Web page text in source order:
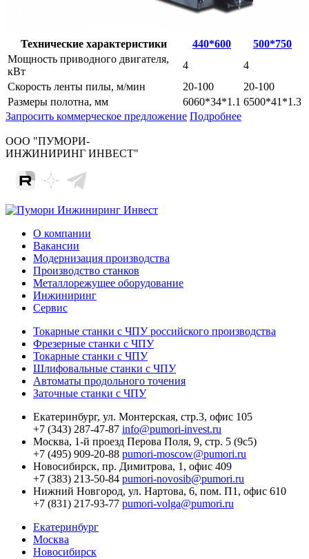
Технические характеристики 440*600
500*750
Мощность приводного двигателя,
кВт
4
4
Скорость ленты пилы, м/мин
20-100
20-100
Размеры полотна, мм
6060*34*1.1 6500*41*1.3
Запросить коммерческое предложение Подробнее
ООО "ПУМОРИ-
ИНЖИНИРИНГ ИНВЕСТ"
О компании
Вакансии
Модернизация производства
Производство станков
Металлорежущее оборудование
Инжиниринг
Сервис
Токарные станки с ЧПУ российского производства
Фрезерные станки с ЧПУ
Токарные станки с ЧПУ
Шлифовальные станки с ЧПУ
Автоматы продольного точения
Заточные станки с ЧПУ
Екатеринбург, ул. Монтерская, стр.3, офис 105
+7 (343) 287-47-87 info@pumori-invest.ru
Москва, 1-й проезд Перова Поля, 9, стр. 5 (9с5)
+7 (495) 909-20-88 pumori-moscow@pumori.ru
Новосибирск, пр. Димитрова, 1, офис 409
+7 (383) 213-50-84 pumori-novosib@pumori.ru
Нижний Новгород, ул. Нартова, 6, пом. П1, офис 610
+7 (831) 217-93-77 pumori-volga@pumori.ru
Екатеринбург
Москва
Новосибирск